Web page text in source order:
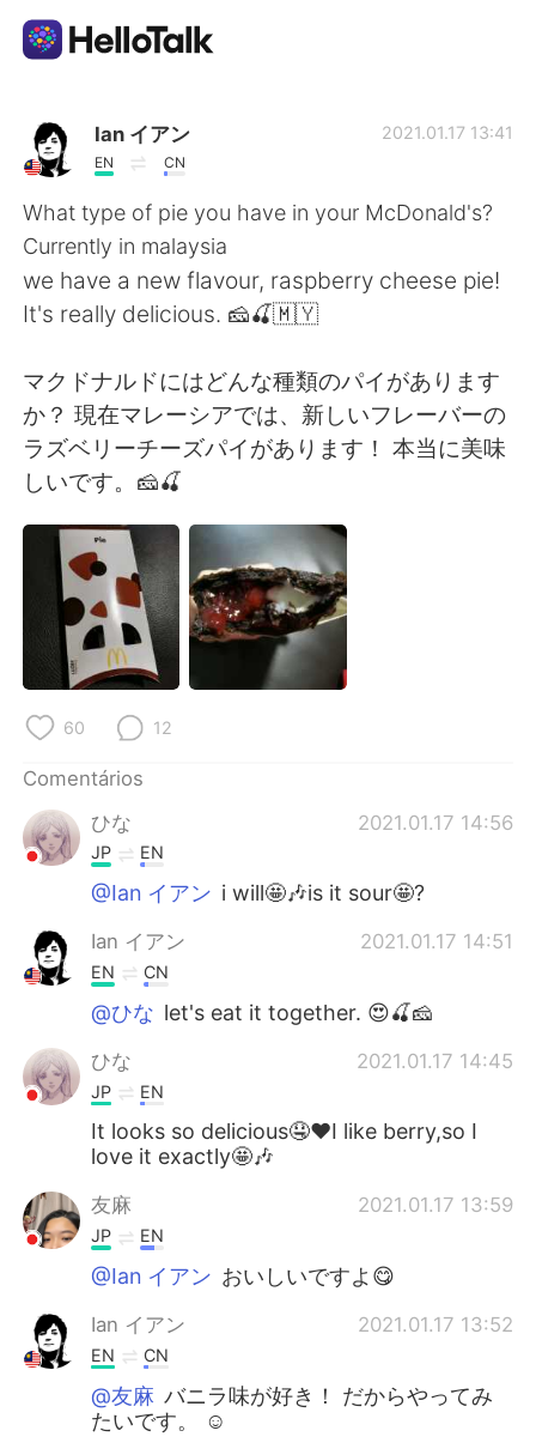
AI Grammar Checker
Português
繁體中文 Español
العربية
Deutsch 日本語
한국어 Русский
ไทย Indonesia
Italiano
Tiếng Việt
Ian イアン
EN CN
2021.01.17 13:41
What type of pie you have in your McDonald's?
Currently in malaysia
we have a new flavour, raspberry cheese pie!
It's really delicious. 🧀🍒🇲🇾
マクドナルドにはどんな種類のパイがあります
か？ 現在マレーシアでは、新しいフレーバーの
ラズベリーチーズパイがあります！ 本当に美味
しいです。🧀🍒
60 12
Comentários
ひな
2021.01.17 14:56
JP EN
@Ian イアン i will🤩🎶is it sour🤩?
Ian イアン 2021.01.17 14:51
EN CN
@ひな let's eat it together. 😍🍒🧀
ひな 2021.01.17 14:45
JP EN
It looks so delicious🤤❤️I like berry,so I
love it exactly🤩🎶
友麻 2021.01.17 13:59
JP EN
@Ian イアン おいしいですよ😋
Ian イアン 2021.01.17 13:52
EN CN
@友麻 バニラ味が好き！ だからやってみ
たいです。 ☺️